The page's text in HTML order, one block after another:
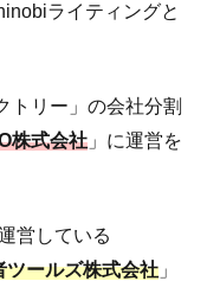
ライティングと
トリー」の会社分割
株式会社 」に運営を
営している
ツールズ株式会社 」